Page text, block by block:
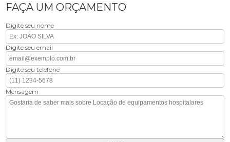
FAÇA UM ORÇAMENTO
Digite seu nome
Digite seu email
Digite seu telefone
Mensagem